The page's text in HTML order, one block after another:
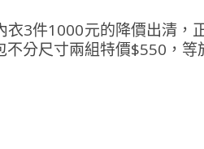
3件1000元的降價出清，
分尺寸兩組特價$550，等